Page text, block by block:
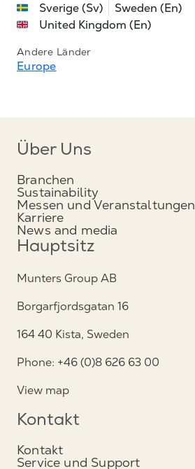
Sverige (Sv)
Sweden (En)
United Kingdom (En)
Andere Länder
Europe
Über Uns
Branchen
Sustainability
Messen und Veranstaltungen
Karriere
News and media
Hauptsitz
Munters Group AB
Borgarfjordsgatan 16
164 40 Kista, Sweden
Phone: +46 (0)8 626 63 00
View map
Kontakt
Kontakt
Service und Support